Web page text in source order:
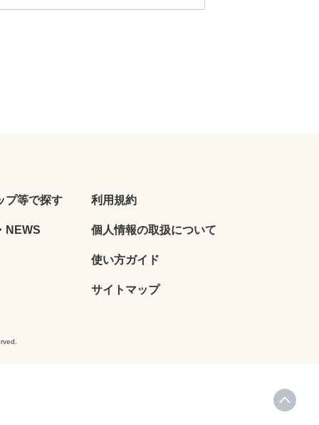
プ等で探す
NEWS
利用規約
個人情報の取扱について
使い方ガイド
サイトマップ